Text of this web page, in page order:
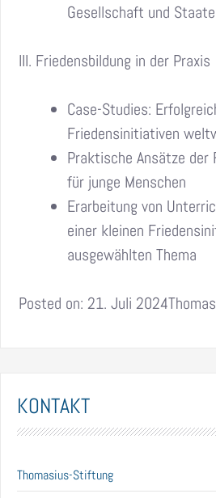
Gesellschaft und
III. Friedensbildung in der Praxis
Case-Studies:
Friedensinitiativen
Praktische Ansätze der
für junge Menschen
Erarbeitung von
einer kleinen
ausgewählten Thema
Posted on: 21. Juli
KONTAKT
Thomasius-Stiftung